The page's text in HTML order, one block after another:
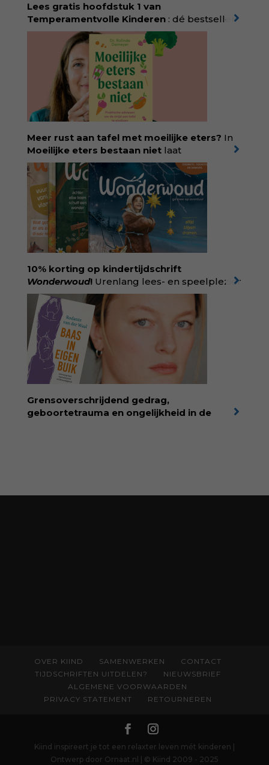
Lees gratis hoofdstuk 1 van
Temperamentvolle Kinderen : dé bestseller
van pedagoog Eva Bronsveld. In het boek
Temperamentvolle kinderen vind je 25 jaar
aan kennis en ervaring. Met ruim 50.000
verkochte exemplaren met recht een
bestseller, waarmee Eva veel gezinnen heeft
kunnen helpen. Ze schrijft met een
liefdevolle kijk op kinderen en veel begrip
voor ouders. Download het hoofdstuk gratis
via:
evabronsveld.plugandpay.nl/r?
id=ZcYxEBJH
Meer rust aan tafel met moeilijke eters? In
Moeilijke eters bestaan niet laat
kinderdiëtist en lactatiekundigeRolinde
Demeyerzien wat er schuilgaat achter
eetgedrag dat ouders zorgen baart. Met
aandacht voor ontwikkeling,
neurodivergentie en medische oorzaken
helpt ze hardnekkige misverstanden los te
laten en maakt ze van eten weer een
moment van verbinding. Bestel via je lokale
boekhandel! Lees meer over Rolinde via
kiind.nl/rolinde
10% korting op kindertijdschrift
Wonderwoud! Urenlang lees- en speelplezier
voor dromers, doeners en denkers.
Wonderwoud is het ambachtelijk gemaakte
antwoord op alle snelle gooimaarweg-
boekjes en hapsnap-filmpjes. Het mooiste
kindertijdschrift van Nederland; met liefde en
kunde voor taal, beeld en tekeningen die
spat van elke pagina. Dat vóel je. Dat voelt je
kind. Abonneer via
wonderwoud.nl/abonneren**
korting met code:
KIIND10
Grensoverschrijdend gedrag,
geboortetrauma en ongelijkheid in de
OVER KIIND SAMENWERKEN
CONTACT
TIJDSCHRIFTEN UITDELEN?
NIEUWSBRIEF
ALGEMENE VOORWAARDEN
PRIVACY STATEMENT
RETOURNEREN
Kiind inspireert je tot een relaxter leven mét kinderen |
Ontwerp door Ornaat.nl | © Kiind 2009 - 2025